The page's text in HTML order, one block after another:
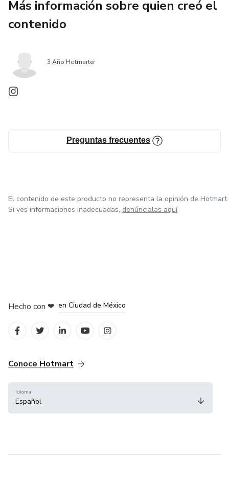
Más información sobre quien creó el
contenido
3 Año Hotmarter
Preguntas frecuentes
El contenido de este producto no representa la opinión de Hotmart.
Si ves informaciones inadecuadas, denúncialas aquí
Hecho con ❤ en Ciudad de México
Conoce Hotmart
Idioma
Español